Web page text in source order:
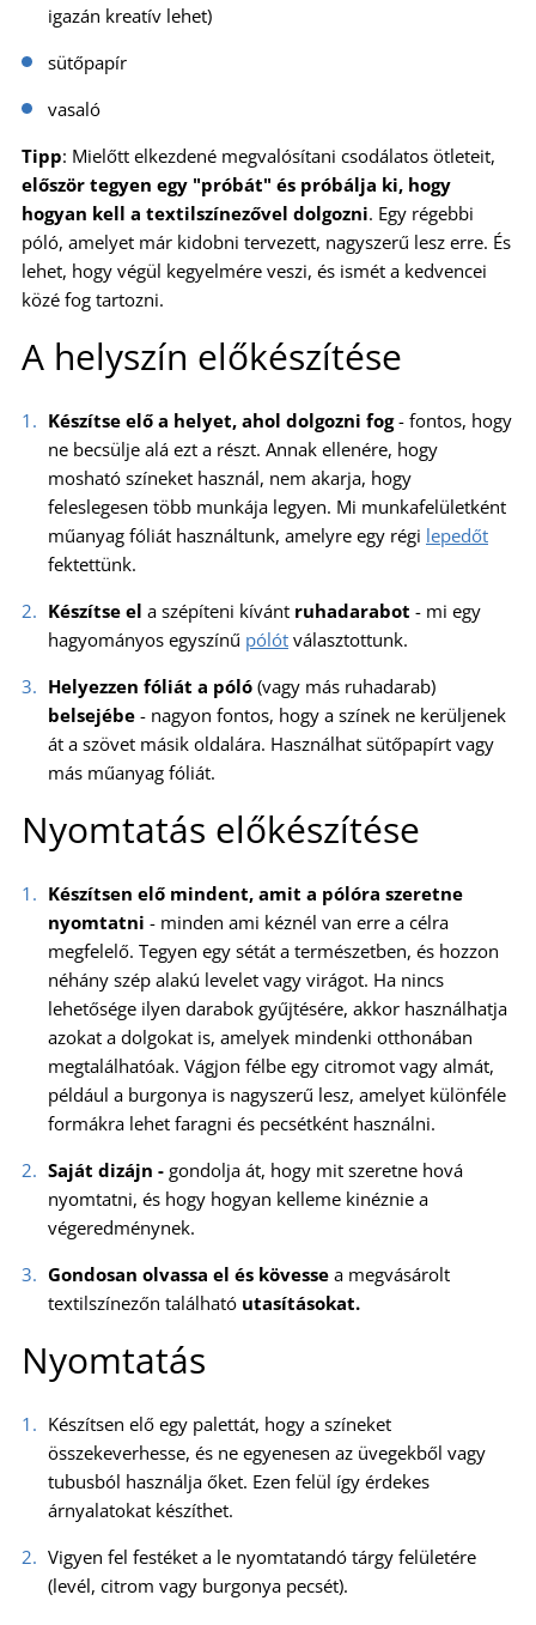
igazán kreatív lehet)
sütőpapír
vasaló
Tipp: Mielőtt elkezdené megvalósítani csodálatos ötleteit,
először tegyen egy "próbát" és próbálja ki, hogy
hogyan kell a textilszínezővel dolgozni. Egy régebbi
póló, amelyet már kidobni tervezett, nagyszerű lesz erre. És
lehet, hogy végül kegyelmére veszi, és ismét a kedvencei
közé fog tartozni.
A helyszín előkészítése
Készítse elő a helyet, ahol dolgozni fog- fontos, hogy
ne becsülje alá ezt a részt. Annak ellenére, hogy
mosható színeket használ, nem akarja, hogy
feleslegesen több munkája legyen. Mi munkafelületként
műanyag fóliát használtunk, amelyre egy régi lepedőt
fektettünk.
Készítse el a szépíteni kívánt ruhadarabot - mi egy
hagyományos egyszínű pólót választottunk.
Helyezzen fóliát a póló (vagy más ruhadarab)
belsejébe - nagyon fontos, hogy a színek ne kerüljenek
át a szövet másik oldalára. Használhat sütőpapírt vagy
más műanyag fóliát.
Nyomtatás előkészítése
Készítsen elő mindent, amit a pólóra szeretne
nyomtatni - minden ami kéznél van erre a célra
megfelelő. Tegyen egy sétát a természetben, és hozzon
néhány szép alakú levelet vagy virágot. Ha nincs
lehetősége ilyen darabok gyűjtésére, akkor használhatja
azokat a dolgokat is, amelyek mindenki otthonában
megtalálhatóak. Vágjon félbe egy citromot vagy almát,
például a burgonya is nagyszerű lesz, amelyet különféle
formákra lehet faragni és pecsétként használni.
Saját dizájn - gondolja át, hogy mit szeretne hová
nyomtatni, és hogy hogyan kelleme kinéznie a
végeredménynek.
Gondosan olvassa el és kövesse a megvásárolt
textilszínezőn található utasításokat.
Nyomtatás
Készítsen elő egy palettát, hogy a színeket
összekeverhesse, és ne egyenesen az üvegekből vagy
tubusból használja őket. Ezen felül így érdekes
árnyalatokat készíthet.
Vigyen fel festéket a le nyomtatandó tárgy felületére
(levél, citrom vagy burgonya pecsét).